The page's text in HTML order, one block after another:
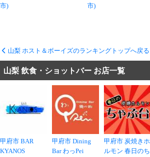
市)
市)
山梨 ホスト＆ボーイズのランキングトップへ戻る
山梨 飲食・ショットバー お店一覧
甲府市 BAR
KYANOS
甲府市 Dining
Bar わっPei
甲府市 炭焼きホ
ルモン 春日のち